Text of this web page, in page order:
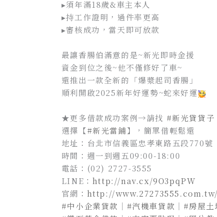
▸須年滿18歲&車主本人
▸持工作證明，過件率更高
▸審核成功，當天即可放款
最讓香腸伯滿意的是~新光即時金援
資金到位之後~他不僅修好了車~
還推出一款全新的「爆漿起司香腸」
順利開啟2025新年好運勢~蛇來好運
★更多借款成功案例→請找 #新光貸貸子
選擇【#新光當鋪】，簡單借輕鬆還
地址：台北市信義區忠孝東路五段770號
時間：週一到週五09:00-18:00
電話：(02) 2727-3555
LINE： http://nav.cx/9O3pqPW
官網： http://www.27273555.com.tw/
#中小企業貸款 ｜ #汽機車貸款 ｜ #房屋土